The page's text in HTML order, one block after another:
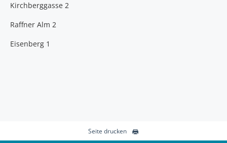
Kirchberggasse 2
Raffner Alm 2
Eisenberg 1
Seite drucken